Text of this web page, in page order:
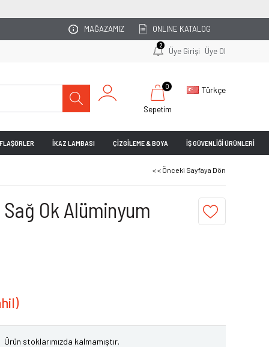
MAĞAZAMIZ ONLINE KATALOG
2
Üye Girişi Üye Ol
Türkçe
Sepetim
0
İKAZ LAMBASI ÇİZGİLEME & BOYA İŞ GÜVENLİĞİ ÜRÜNLERİ
< < Önceki Sayfaya Dön
Ok Alüminyum
Ürün stoklarımızda kalmamıştır.